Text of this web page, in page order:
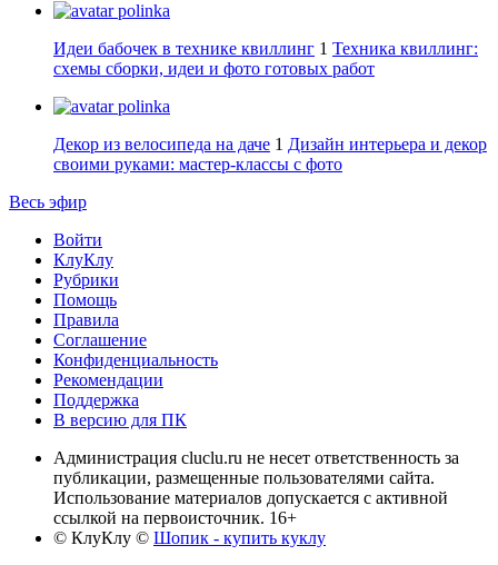
polinka
Идеи бабочек в технике квиллинг 1 Техника квиллинг:
схемы сборки, идеи и фото готовых работ
polinka
Декор из велосипеда на даче 1 Дизайн интерьера и декор
своими руками: мастер-классы с фото
Весь эфир
Войти
КлуКлу
Рубрики
Помощь
Правила
Соглашение
Конфиденциальность
Рекомендации
Поддержка
В версию для ПК
Администрация cluclu.ru не несет ответственность за
публикации, размещенные пользователями сайта.
Использование материалов допускается с активной
ссылкой на первоисточник. 16+
© КлуКлу © Шопик - купить куклу